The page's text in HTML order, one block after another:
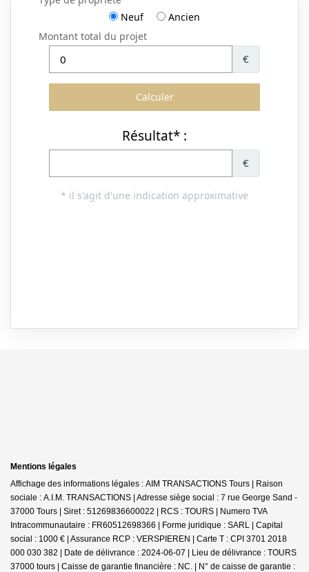
Mentions légales
Affichage des informations légales : AIM TRANSACTIONS Tours | Raison
sociale : A.I.M. TRANSACTIONS | Adresse siège social : 7 rue George Sand -
37000 Tours | Siret : 51269836600022 | RCS : TOURS | Numero TVA
Intracommunautaire : FR60512698366 | Forme juridique : SARL | Capital
social : 1000 € | Assurance RCP : VERSPIEREN | Carte T : CPI 3701 2018
000 030 382 | Date de délivrance : 2024-06-07 | Lieu de délivrance : TOURS
37000 tours | Caisse de garantie financière : NC. | N° de caisse de garantie :